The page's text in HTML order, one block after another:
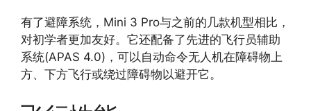
有了避障系统，Mini 3 Pro与之前的几款机型相比，
对初学者更加友好。它还配备了先进的飞行员辅助
系统(APAS 4.0)，可以自动命令无人机在障碍物上
方、下方飞行或绕过障碍物以避开它。